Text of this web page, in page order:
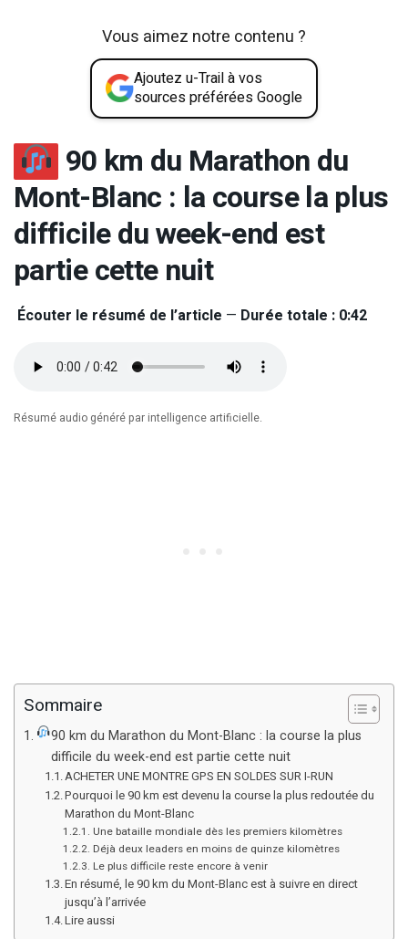
Vous aimez notre contenu ?
Ajoutez u-Trail à vos
sources préférées Google
90 km du Marathon du
Mont-Blanc : la course la plus
difficile du week-end est
partie cette nuit
Écouter le résumé de l’article — Durée totale : 0:42
Résumé audio généré par intelligence artificielle.
Sommaire
90 km du Marathon du Mont-Blanc : la course la plus
difficile du week-end est partie cette nuit
ACHETER UNE MONTRE GPS EN SOLDES SUR I-RUN
Pourquoi le 90 km est devenu la course la plus redoutée du
Marathon du Mont-Blanc
Une bataille mondiale dès les premiers kilomètres
Déjà deux leaders en moins de quinze kilomètres
Le plus difficile reste encore à venir
En résumé, le 90 km du Mont-Blanc est à suivre en direct
jusqu’à l’arrivée
Lire aussi